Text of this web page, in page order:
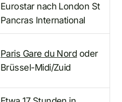
Eurostar nach London St
Pancras International
Paris Gare du Nord oder
Brüssel-Midi/Zuid